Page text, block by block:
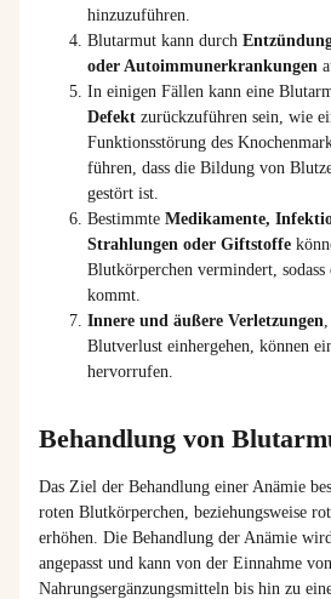
hinzuzuführen.
Blutarmut kann durch
oder Autoimmunerkrankungen
In einigen Fällen kann eine
Defekt zurückzuführen sein, wie
Funktionsstörung des
führen, dass die Bildung von
gestört ist.
Bestimmte Medikamente,
Strahlungen oder Giftstoffe
Blutkörperchen vermindert,
kommt.
Innere und äußere Verletzungen
Blutverlust einhergehen, können
hervorrufen.
Behandlung von
Das Ziel der Behandlung einer Anämie
roten Blutkörperchen , beziehungsweise
erhöhen. Die Behandlung der Anämie
angepasst und kann von der Einnahme von
Nahrungsergänzungsmitteln bis hin zu